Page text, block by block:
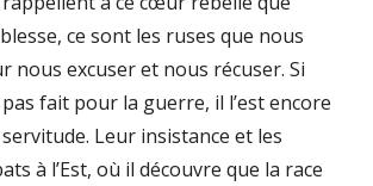
ce sont les ruses que nous
nous excuser et nous récuser. Si
pas fait pour la guerre, il l’est encore
Leur insistance et les
à l’Est, où il découvre que la race